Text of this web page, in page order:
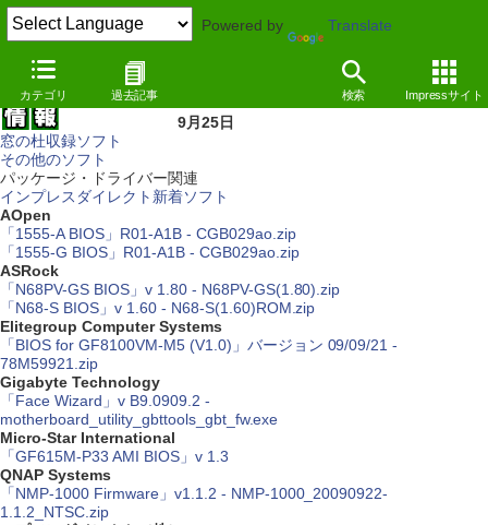
Powered by Translate
カテゴリ 過去記事 検索 Impressサイト
9月25日
窓の杜収録ソフト
その他のソフト
パッケージ・ドライバー関連
インプレスダイレクト新着ソフト
AOpen
「1555-A BIOS」R01-A1B - CGB029ao.zip
「1555-G BIOS」R01-A1B - CGB029ao.zip
ASRock
「N68PV-GS BIOS」v 1.80 - N68PV-GS(1.80).zip
「N68-S BIOS」v 1.60 - N68-S(1.60)ROM.zip
Elitegroup Computer Systems
「BIOS for GF8100VM-M5 (V1.0)」バージョン 09/09/21 -
78M59921.zip
Gigabyte Technology
「Face Wizard」v B9.0909.2 -
motherboard_utility_gbttools_gbt_fw.exe
Micro-Star International
「GF615M-P33 AMI BIOS」v 1.3
QNAP Systems
「NMP-1000 Firmware」v1.1.2 - NMP-1000_20090922-
1.1.2_NTSC.zip